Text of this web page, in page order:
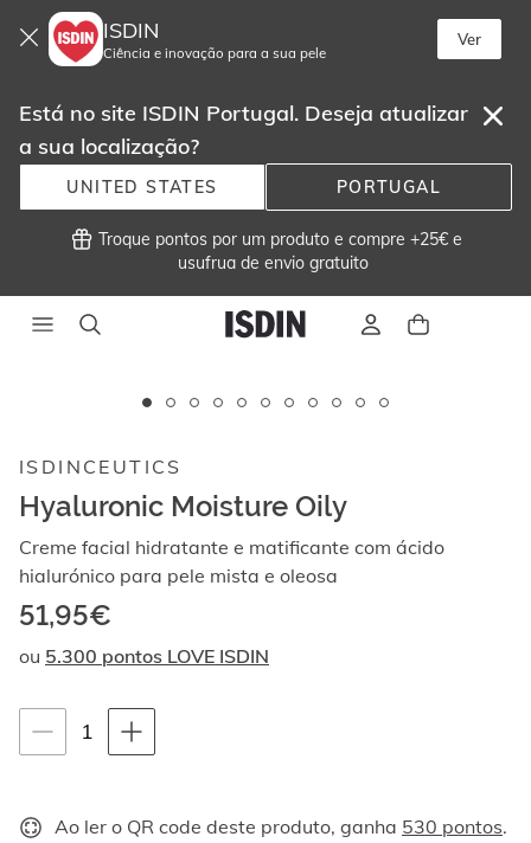
ISDIN
Ciência e inovação para a sua pele
Ver
Está no site ISDIN Portugal. Deseja atualizar
a sua localização?
UNITED STATES PORTUGAL
Troque pontos por um produto e compre +25€ e
usufrua de envio gratuito
imagens
vídeos.
Ao
navegar
para
para
baixo,
são
ISDINCEUTICS
Hyaluronic Moisture Oily
Creme facial hidratante e matificante com ácido
hialurónico para pele mista e oleosa
51,95€
ou 5.300 pontos LOVE ISDIN
Instruções de navegação por teclado
1 quantity-
selector.totalUnit
Ao ler o QR code deste produto, ganha 530 pontos.